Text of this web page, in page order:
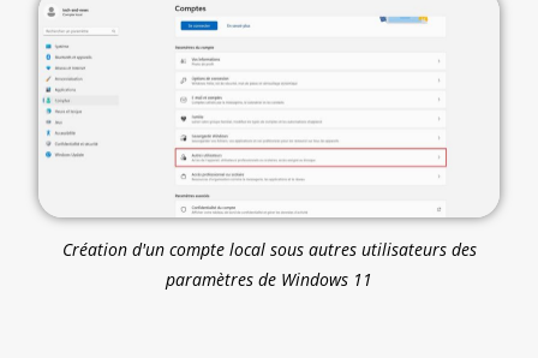
Création d'un compte local sous autres utilisateurs des
paramètres de Windows 11